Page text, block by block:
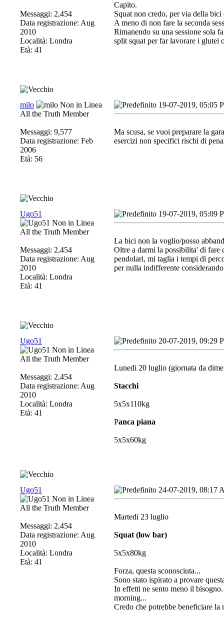
Messaggi: 2,454
Data registrazione: Aug
2010
Località: Londra
Età: 41
Capito.
Squat non credo, per via della
A meno di non fare la seconda
Rimanendo su una sessione sola
split squat per far lavorare i glutei
milo
All the Truth Member
Messaggi: 9,577
Data registrazione: Feb
2006
Età: 56
19-07-2019, 05:05
Ma scusa, se vuoi preparare la
esercizi non specifici rischi di
Ugo51
All the Truth Member
Messaggi: 2,454
Data registrazione: Aug
2010
Località: Londra
Età: 41
19-07-2019, 05:09
La bici non la voglio/posso
Oltre a darmi la possibilita' di fare
pendolari, mi taglia i tempi di
per nulla indifferente
Ugo51
All the Truth Member
Messaggi: 2,454
Data registrazione: Aug
2010
Località: Londra
Età: 41
20-07-2019, 09:29
Lunedi 20 luglio (giornata da
Stacchi
5x5x110kg
Panca piana
5x5x60kg
Ugo51
All the Truth Member
Messaggi: 2,454
Data registrazione: Aug
2010
Località: Londra
Età: 41
24-07-2019, 08:17
Martedi 23 luglio
Squat (low bar)
5x5x80kg
Forza, questa sconosciuta...
Sono stato ispirato a provare
In effetti ne sento meno il
morning...
Credo che potrebbe beneficiare